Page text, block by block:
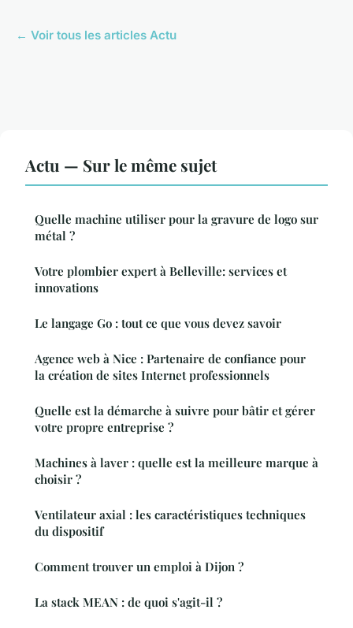
← Voir tous les articles Actu
Actu — Sur le même sujet
Quelle machine utiliser pour la gravure de logo sur
métal ?
Votre plombier expert à Belleville: services et
innovations
Le langage Go : tout ce que vous devez savoir
Agence web à Nice : Partenaire de confiance pour
la création de sites Internet professionnels
Quelle est la démarche à suivre pour bâtir et gérer
votre propre entreprise ?
Machines à laver : quelle est la meilleure marque à
choisir ?
Ventilateur axial : les caractéristiques techniques
du dispositif
Comment trouver un emploi à Dijon ?
La stack MEAN : de quoi s'agit-il ?